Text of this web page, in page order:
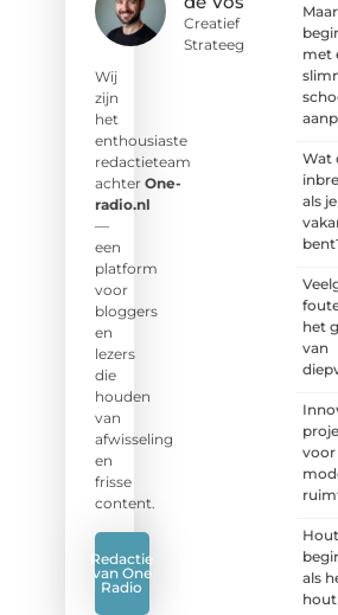
Creatief
Strateeg
Wij
zijn
het
enthousiaste
redactieteam
achter One-
radio.nl
—
een
platform
voor
bloggers
en
lezers
die
houden
van
afwisseling
en
frisse
content.
Redactie
van One
Radio
met
Wat
als
het
van
voor
als